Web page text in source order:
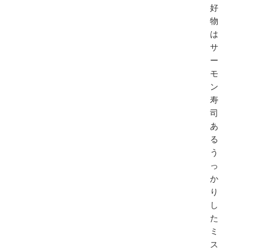
好
物
は
サ
ー
モ
ン
寿
司
あ
る
う
っ
か
り
し
た
ミ
ス